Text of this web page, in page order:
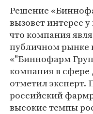
Решение
вызовет интерес
что компания
публичном рынке
«"Биннофарм
компания в
отметил эксперт.
российский
высокие темпы